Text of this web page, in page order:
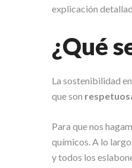
explicación
¿Qué
La sostenibilidad
que son
Para que nos
químicos. A lo
y todos los